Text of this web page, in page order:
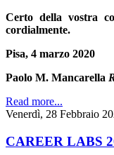
Certo della vostra
cordialmente.
Pisa, 4 marzo 2020
Paolo M. Mancarella
Read more...
Venerdì, 28 Febbraio
CAREER LABS